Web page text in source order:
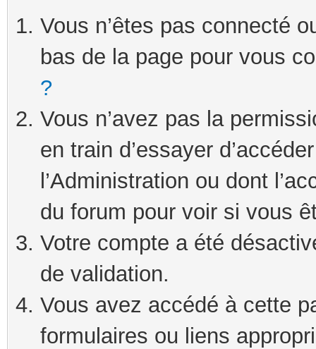
Vous n’êtes pas connecté
bas de la page pour vous
?
Vous n’avez pas la
en train d’essayer
l’Administration ou dont
du forum pour voir si vous
Votre compte a été
de validation.
Vous avez accédé à cette
formulaires ou liens